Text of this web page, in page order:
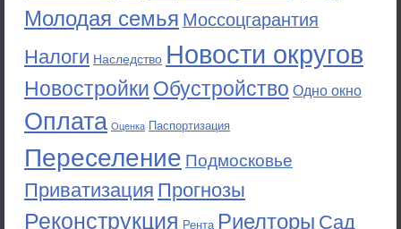
Молодая семья Моссоцгарантия
Налоги Наследство Новости округов
Новостройки Обустройство Одно окно
Оплата Оценка Паспортизация
Переселение Подмосковье
Приватизация Прогнозы
Реконструкция Рента Риелторы Сад